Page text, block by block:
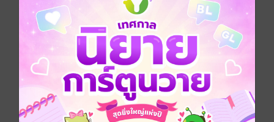
ซีรีส์ เพื่อนภาษาจีน
ประเภทไฟล์ pdf
วันที่วางขาย 30 ธันวาคม 2558
ความยาว 73 หน้า
ราคาปก 150 บาท (ประหยัด 20%)